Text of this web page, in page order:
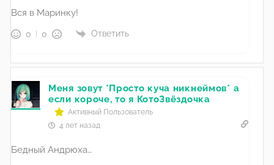
Вся в Маринку!
0 0 Ответить
Меня зовут *Просто куча никнеймов* а
если короче, то я КотоЗвёздочка
Активный Пользователь
4 лет назад
Бедный Андрюха…